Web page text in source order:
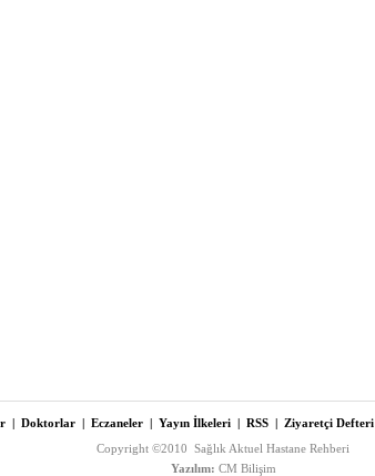
| Doktorlar | Eczaneler | Yayın İlkeleri | RSS | Ziyaretçi Defteri
Copyright ©2010 Sağlık Aktuel Hastane Rehberi
Yazılım: CM Bilişim